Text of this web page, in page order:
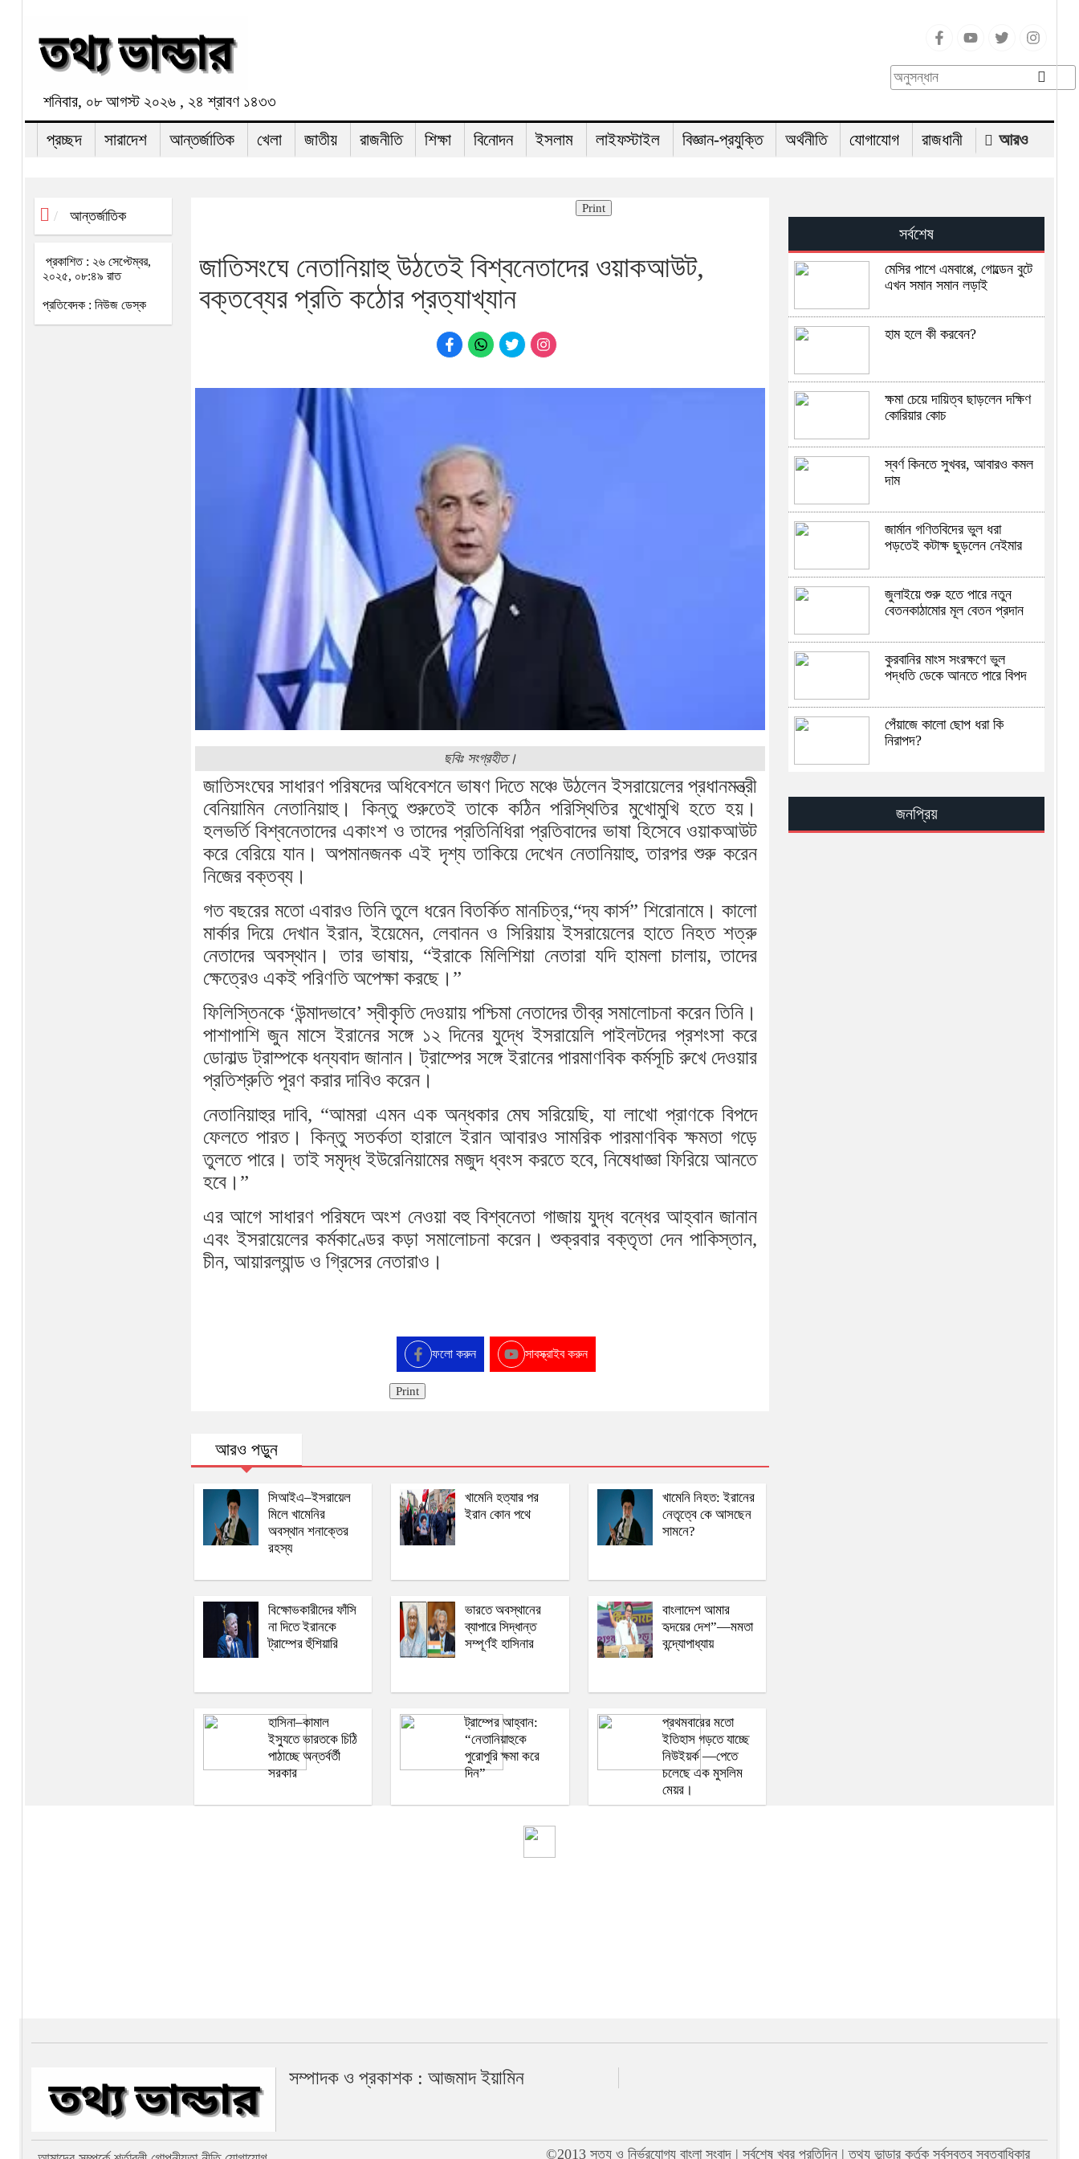
শনিবার, ০৮ আগস্ট ২০২৬ , ২৪ শ্রাবণ ১৪৩৩
প্রচ্ছদ সারাদেশ আন্তর্জাতিক খেলা জাতীয় রাজনীতি শিক্ষা বিনোদন ইসলাম লাইফস্টাইল বিজ্ঞান-প্রযুক্তি অর্থনীতি যোগাযোগ রাজধানী আরও
আন্তর্জাতিক
প্রকাশিত : ২৬ সেপ্টেম্বর,
২০২৫, ০৮:৪৯ রাত
প্রতিবেদক : নিউজ ডেস্ক
Print
জাতিসংঘে নেতানিয়াহু উঠতেই বিশ্বনেতাদের ওয়াকআউট,
বক্তব্যের প্রতি কঠোর প্রত্যাখ্যান
ছবিঃ সংগ্রহীত।
জাতিসংঘের সাধারণ পরিষদের অধিবেশনে ভাষণ দিতে মঞ্চে উঠলেন ইসরায়েলের প্রধানমন্ত্রী
বেনিয়ামিন নেতানিয়াহু। কিন্তু শুরুতেই তাকে কঠিন পরিস্থিতির মুখোমুখি হতে হয়।
হলভর্তি বিশ্বনেতাদের একাংশ ও তাদের প্রতিনিধিরা প্রতিবাদের ভাষা হিসেবে ওয়াকআউট
করে বেরিয়ে যান। অপমানজনক এই দৃশ্য তাকিয়ে দেখেন নেতানিয়াহু, তারপর শুরু করেন
নিজের বক্তব্য।
গত বছরের মতো এবারও তিনি তুলে ধরেন বিতর্কিত মানচিত্র,“দ্য কার্স” শিরোনামে। কালো
মার্কার দিয়ে দেখান ইরান, ইয়েমেন, লেবানন ও সিরিয়ায় ইসরায়েলের হাতে নিহত শত্রু
নেতাদের অবস্থান। তার ভাষায়, “ইরাকে মিলিশিয়া নেতারা যদি হামলা চালায়, তাদের
ক্ষেত্রেও একই পরিণতি অপেক্ষা করছে।”
ফিলিস্তিনকে ‘উন্মাদভাবে’ স্বীকৃতি দেওয়ায় পশ্চিমা নেতাদের তীব্র সমালোচনা করেন তিনি।
পাশাপাশি জুন মাসে ইরানের সঙ্গে ১২ দিনের যুদ্ধে ইসরায়েলি পাইলটদের প্রশংসা করে
ডোনাল্ড ট্রাম্পকে ধন্যবাদ জানান। ট্রাম্পের সঙ্গে ইরানের পারমাণবিক কর্মসূচি রুখে দেওয়ার
প্রতিশ্রুতি পূরণ করার দাবিও করেন।
নেতানিয়াহুর দাবি, “আমরা এমন এক অন্ধকার মেঘ সরিয়েছি, যা লাখো প্রাণকে বিপদে
ফেলতে পারত। কিন্তু সতর্কতা হারালে ইরান আবারও সামরিক পারমাণবিক ক্ষমতা গড়ে
তুলতে পারে। তাই সমৃদ্ধ ইউরেনিয়ামের মজুদ ধ্বংস করতে হবে, নিষেধাজ্ঞা ফিরিয়ে আনতে
হবে।”
এর আগে সাধারণ পরিষদে অংশ নেওয়া বহু বিশ্বনেতা গাজায় যুদ্ধ বন্ধের আহ্বান জানান
এবং ইসরায়েলের কর্মকাণ্ডের কড়া সমালোচনা করেন। শুক্রবার বক্তৃতা দেন পাকিস্তান,
চীন, আয়ারল্যান্ড ও গ্রিসের নেতারাও।
ফলো করুন সাবস্ক্রাইব করুন
Print
আরও পড়ুন
সিআইএ–ইসরায়েল
মিলে খামেনির
অবস্থান শনাক্তের
রহস্য
খামেনি হত্যার পর
ইরান কোন পথে
খামেনি নিহত: ইরানের
নেতৃত্বে কে আসছেন
সামনে?
বিক্ষোভকারীদের ফাঁসি
না দিতে ইরানকে
ট্রাম্পের হুঁশিয়ারি
ভারতে অবস্থানের
ব্যাপারে সিদ্ধান্ত
সম্পূর্ণই হাসিনার
বাংলাদেশ আমার
হৃদয়ের দেশ”—মমতা
বন্দ্যোপাধ্যায়
হাসিনা–কামাল
ইস্যুতে ভারতকে চিঠি
পাঠাচ্ছে অন্তর্বর্তী
সরকার
ট্রাম্পের আহ্বান:
“নেতানিয়াহুকে
পুরোপুরি ক্ষমা করে
দিন”
প্রথমবারের মতো
ইতিহাস গড়তে যাচ্ছে
নিউইয়র্ক —পেতে
চলেছে এক মুসলিম
মেয়র।
সর্বশেষ
মেসির পাশে এমবাপ্পে, গোল্ডেন বুটে
এখন সমান সমান লড়াই
হাম হলে কী করবেন?
ক্ষমা চেয়ে দায়িত্ব ছাড়লেন দক্ষিণ
কোরিয়ার কোচ
স্বর্ণ কিনতে সুখবর, আবারও কমল
দাম
জার্মান গণিতবিদের ভুল ধরা
পড়তেই কটাক্ষ ছুড়লেন নেইমার
জুলাইয়ে শুরু হতে পারে নতুন
বেতনকাঠামোর মূল বেতন প্রদান
কুরবানির মাংস সংরক্ষণে ভুল
পদ্ধতি ডেকে আনতে পারে বিপদ
পেঁয়াজে কালো ছোপ ধরা কি
নিরাপদ?
আমল — সহিহ হাদিসের আলোকে
জান্নাতের সুসংবাদ
জনপ্রিয়
সম্পাদক ও প্রকাশক : আজমাদ ইয়ামিন
©2013 সত্য ও নির্ভরযোগ্য বাংলা সংবাদ | সর্বশেষ খবর প্রতিদিন | তথ্য ভান্ডার কর্তৃক সর্বস্বত্ব স্বত্বাধিকার